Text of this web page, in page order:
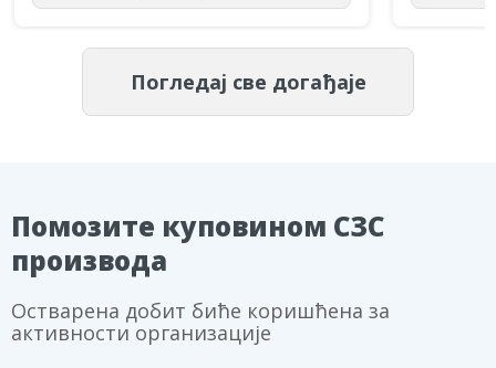
Погледај све догађаје
Помозите куповином СЗС
производа
Остварена добит биће коришћена за
активности организације